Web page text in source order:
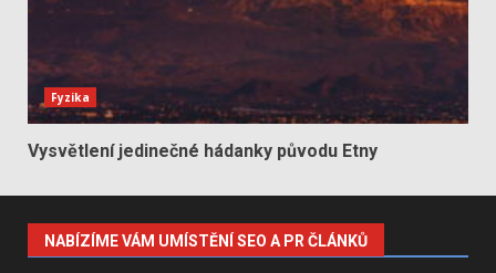
Fyzika
Vysvětlení jedinečné hádanky původu Etny
NABÍZÍME VÁM UMÍSTĚNÍ SEO A PR ČLÁNKŮ